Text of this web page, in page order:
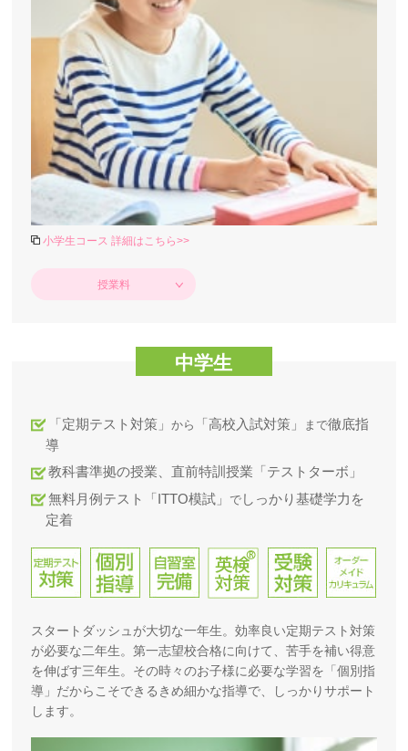
小学生コース 詳細はこちら>>
授業料
中学生
「定期テスト対策」 から 「高校入試対策」 まで徹底指
導
教科書準拠の授業、直前特訓授業「テストターボ」
無料月例テスト「ITTO模試」
でしっかり基礎学力を
定着
スタートダッシュが大切な一年生。効率良い定期テスト対策
が必要な二年生。第一志望校合格に向けて、苦手を補い得意
を伸ばす三年生。その時々のお子様に必要な学習を「個別指
導」だからこそできるきめ細かな指導で、しっかりサポート
します。